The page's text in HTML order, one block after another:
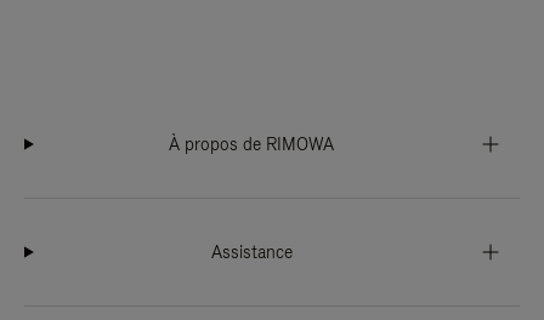
À propos de RIMOWA
Assistance